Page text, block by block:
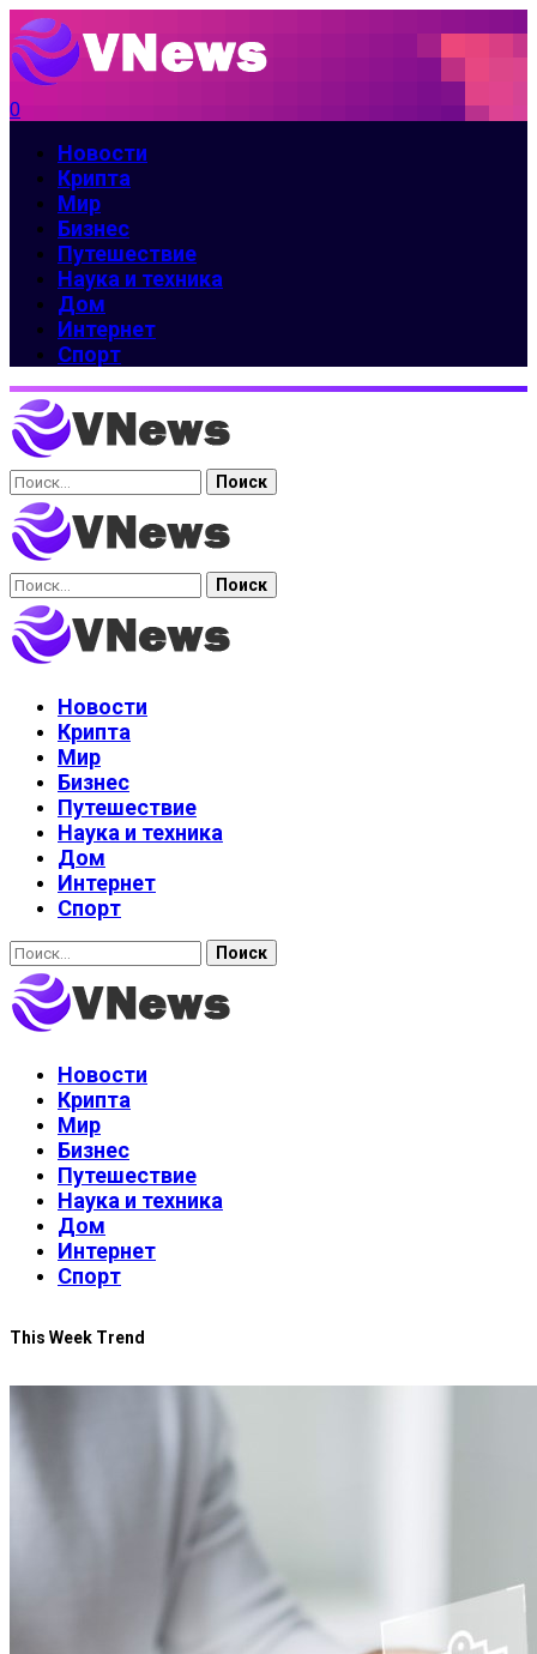
0
Новости
Крипта
Мир
Бизнес
Путешествие
Наука и техника
Дом
Интернет
Спорт
Найти:
Найти:
Новости
Крипта
Мир
Бизнес
Путешествие
Наука и техника
Дом
Интернет
Спорт
Найти:
Новости
Крипта
Мир
Бизнес
Путешествие
Наука и техника
Дом
Интернет
Спорт
This Week Trend